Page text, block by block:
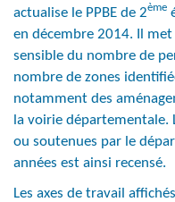
actualise le PPBE de 2ème
en décembre 2014. Il
sensible du nombre de
nombre de zones
notamment des
la voirie départementale.
ou soutenues par le
années est ainsi recensé.
Les axes de travail